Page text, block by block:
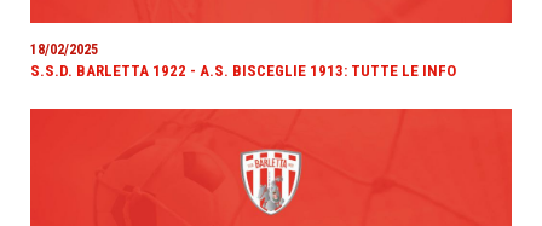
18/02/2025
S.S.D. BARLETTA 1922 - A.S. BISCEGLIE 1913: TUTTE LE INFO